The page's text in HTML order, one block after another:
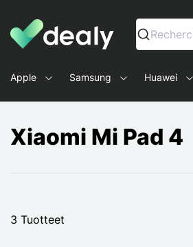
Dealy - Kotelot ja tarvikkeet
Apple Samsung Huawei
Xiaomi Mi Pad 4
3 Tuotteet